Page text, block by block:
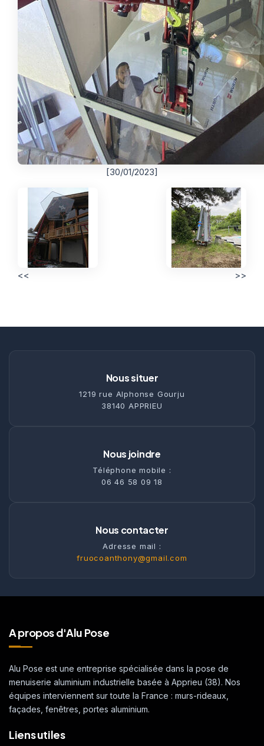
[30/01/2023]
<< >>
Nous situer
1219 rue Alphonse Gourju
38140 APPRIEU
Nous joindre
Téléphone mobile :
06 46 58 09 18
Nous contacter
Adresse mail :
fruocoanthony@gmail.com
A propos d'Alu Pose
Alu Pose est une entreprise spécialisée dans la pose de
menuiserie aluminium industrielle basée à Apprieu (38). Nos
équipes interviennent sur toute la France : murs-rideaux,
façades, fenêtres, portes aluminium.
Liens utiles